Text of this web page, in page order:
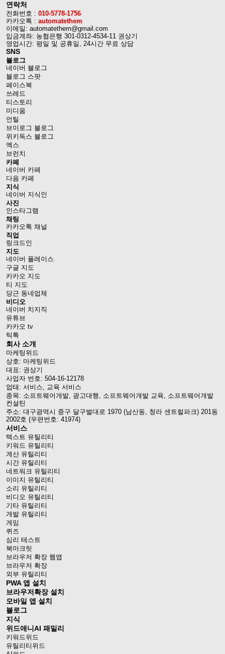
연락처
전화번호 : 010-5778-1756
카카오톡 : automatethem
이메일: automatethem@gmail.com
입금계좌: 농협은행 301-0312-4534-11 권상기
영업시간: 평일 및 공휴일, 24시간 무료 상담
SNS
블로그
네이버 블로그
블로그 스팟
페이스북
쓰레드
티스토리
미디움
언틸
브이로그 블로그
위키독스 블로그
엑스
브런치
카페
네이버 카페
다음 카페
지식
네이버 지식인
사진
인스타그램
채팅
카카오톡 채널
직업
링크드인
지도
네이버 플레이스
구글 지도
카카오 지도
티 지도
당근 동네업체
비디오
네이버 치지직
유튜브
카카오 tv
틱톡
회사 소개
마케팅위드
상호: 마케팅위드
대표: 권상기
사업자 번호: 504-16-12178
업태: 서비스, 교육 서비스
종목: 소프트웨어개발, 광고대행, 소프트웨어개발 교육, 소프트웨어개발
컨설틴
주소: 대구광역시 중구 달구벌대로 1970 (남산동, 청라 센트럴파크) 201동
2002호 (우편번호: 41974)
서비스
텍스트 유틸리티
키워드 유틸리티
계산 유틸리티
시간 유틸리티
네트워크 유틸리티
이미지 유틸리티
소리 유틸리티
비디오 유틸리티
기타 유틸리티
개발 유틸리티
게임
퀴즈
심리 테스트
북마크릿
브라우저 확장 웹앱
브라우저 확장
외부 유틸리티
PWA 앱 설치
브라우저확장 설치
모바일 앱 설치
블로그
지식
위드애니AI 패밀리
키워드위드
유틸리티위드